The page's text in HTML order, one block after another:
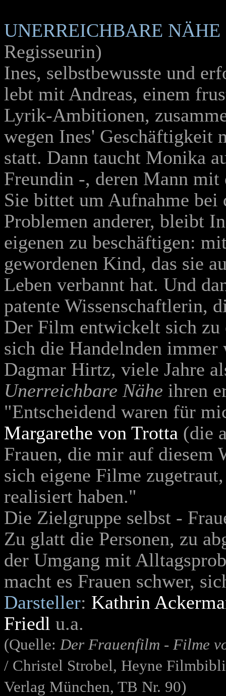
UNERREICHBARE NÄHE
Regisseurin)
Ines, selbstbewusste und
lebt mit Andreas, einem
Lyrik-Ambitionen,
wegen Ines' Geschäftigkeit
statt. Dann taucht Monika
Freundin -, deren Mann
Sie bittet um Aufnahme
Problemen anderer, bleibt
eigenen zu beschäftigen:
gewordenen Kind, das sie
Leben verbannt hat. Und
patente Wissenschaftlerin,
Der Film entwickelt sich zu
sich die Handelnden
Dagmar Hirtz, viele Jahre
Unerreichbare Nähe ihren
"Entscheidend waren für
Margarethe von Trotta (die
Frauen, die mir auf diesem
sich eigene Filme
realisiert haben."
Die Zielgruppe selbst -
Zu glatt die Personen, zu
der Umgang mit
macht es Frauen schwer,
Darsteller: Kathrin
Friedl u.a.
(Quelle:Der Frauenfilm - Filme
/ Christel Strobel, Heyne
Verlag München, TB Nr. 90)